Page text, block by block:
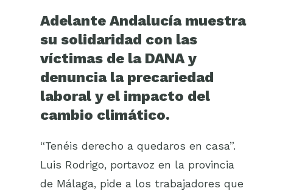
Adelante Andalucía muestra
su solidaridad con las
víctimas de la DANA y
denuncia la precariedad
laboral y el impacto del
cambio climático.
“Tenéis derecho a quedaros en casa”.
Luis Rodrigo, portavoz en la provincia
de Málaga, pide a los trabajadores que